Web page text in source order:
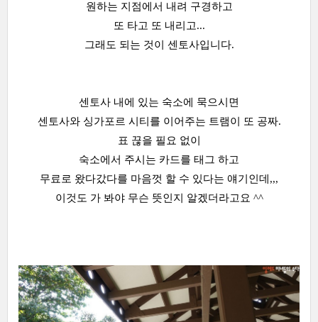
원하는 지점에서 내려 구경하고
또 타고 또 내리고...
그래도 되는 것이 센토사입니다.
센토사 내에 있는 숙소에 묵으시면
센토사와 싱가포르 시티를 이어주는 트램이 또 공짜.
표 끊을 필요 없이
숙소에서 주시는 카드를 태그 하고
무료로 왔다갔다를 마음껏 할 수 있다는 얘기인데,,,
이것도 가 봐야 무슨 뜻인지 알겠더라고요 ^^